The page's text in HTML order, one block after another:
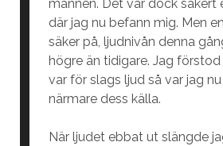
mannen. Det var dock säkert
där jag nu befann mig. Men
säker på, ljudnivån denna
högre än tidigare. Jag
var för slags ljud så var jag
närmare dess källa.
När ljudet ebbat ut slängde